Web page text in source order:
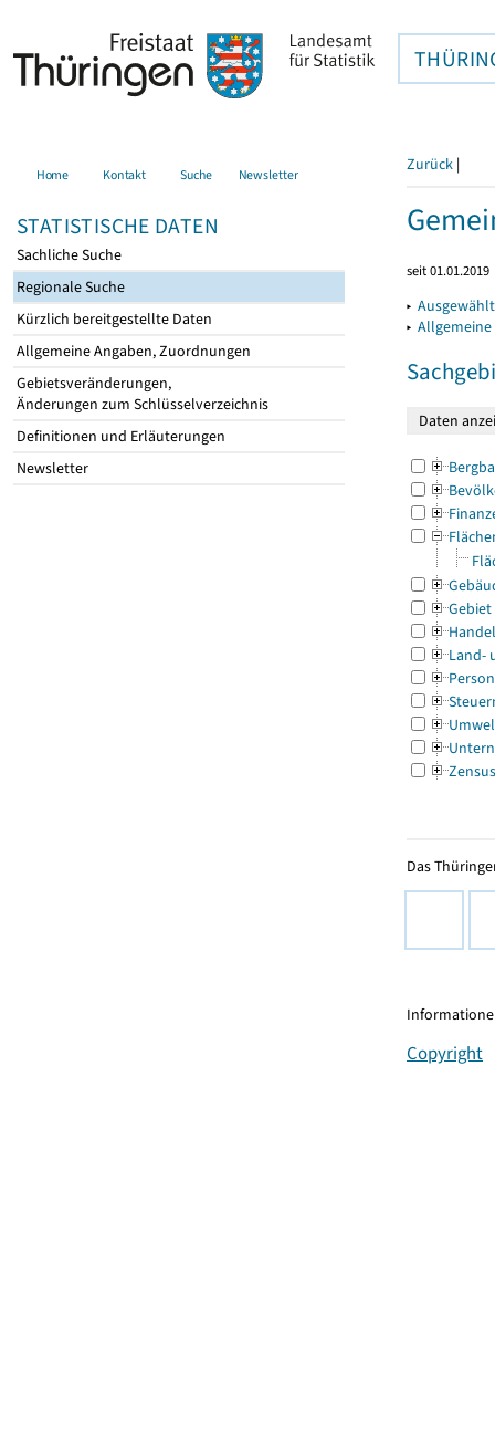
Home Kontakt Suche Newsletter
STATISTISCHE DATEN
Sachliche Suche
Regionale Suche
Kürzlich bereitgestellte Daten
Allgemeine Angaben, Zuordnungen
Gebietsveränderungen,
Änderungen zum Schlüsselverzeichnis
Definitionen und Erläuterungen
Newsletter
Zurück |
seit 01.01.2019
▸
▸
Gebiet
Land-
Zensus
Das
Copyright